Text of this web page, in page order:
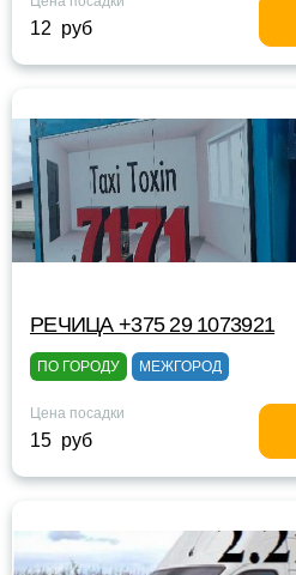
12 руб
РЕЧИЦА +375 29 1073921
ПО ГОРОДУ МЕЖГОРОД
Цена посадки
15 руб